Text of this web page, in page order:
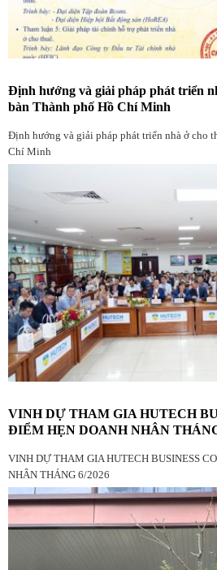
Định hướng và giải pháp phát triển
bàn Thành phố Hồ Chí Minh
Định hướng và giải pháp phát triển nhà ở cho
Chí Minh
VINH DỰ THAM GIA HUTECH
ĐIỂM HẸN DOANH NHÂN
VINH DỰ THAM GIA HUTECH BUSINESS
NHÂN THÁNG 6/2026